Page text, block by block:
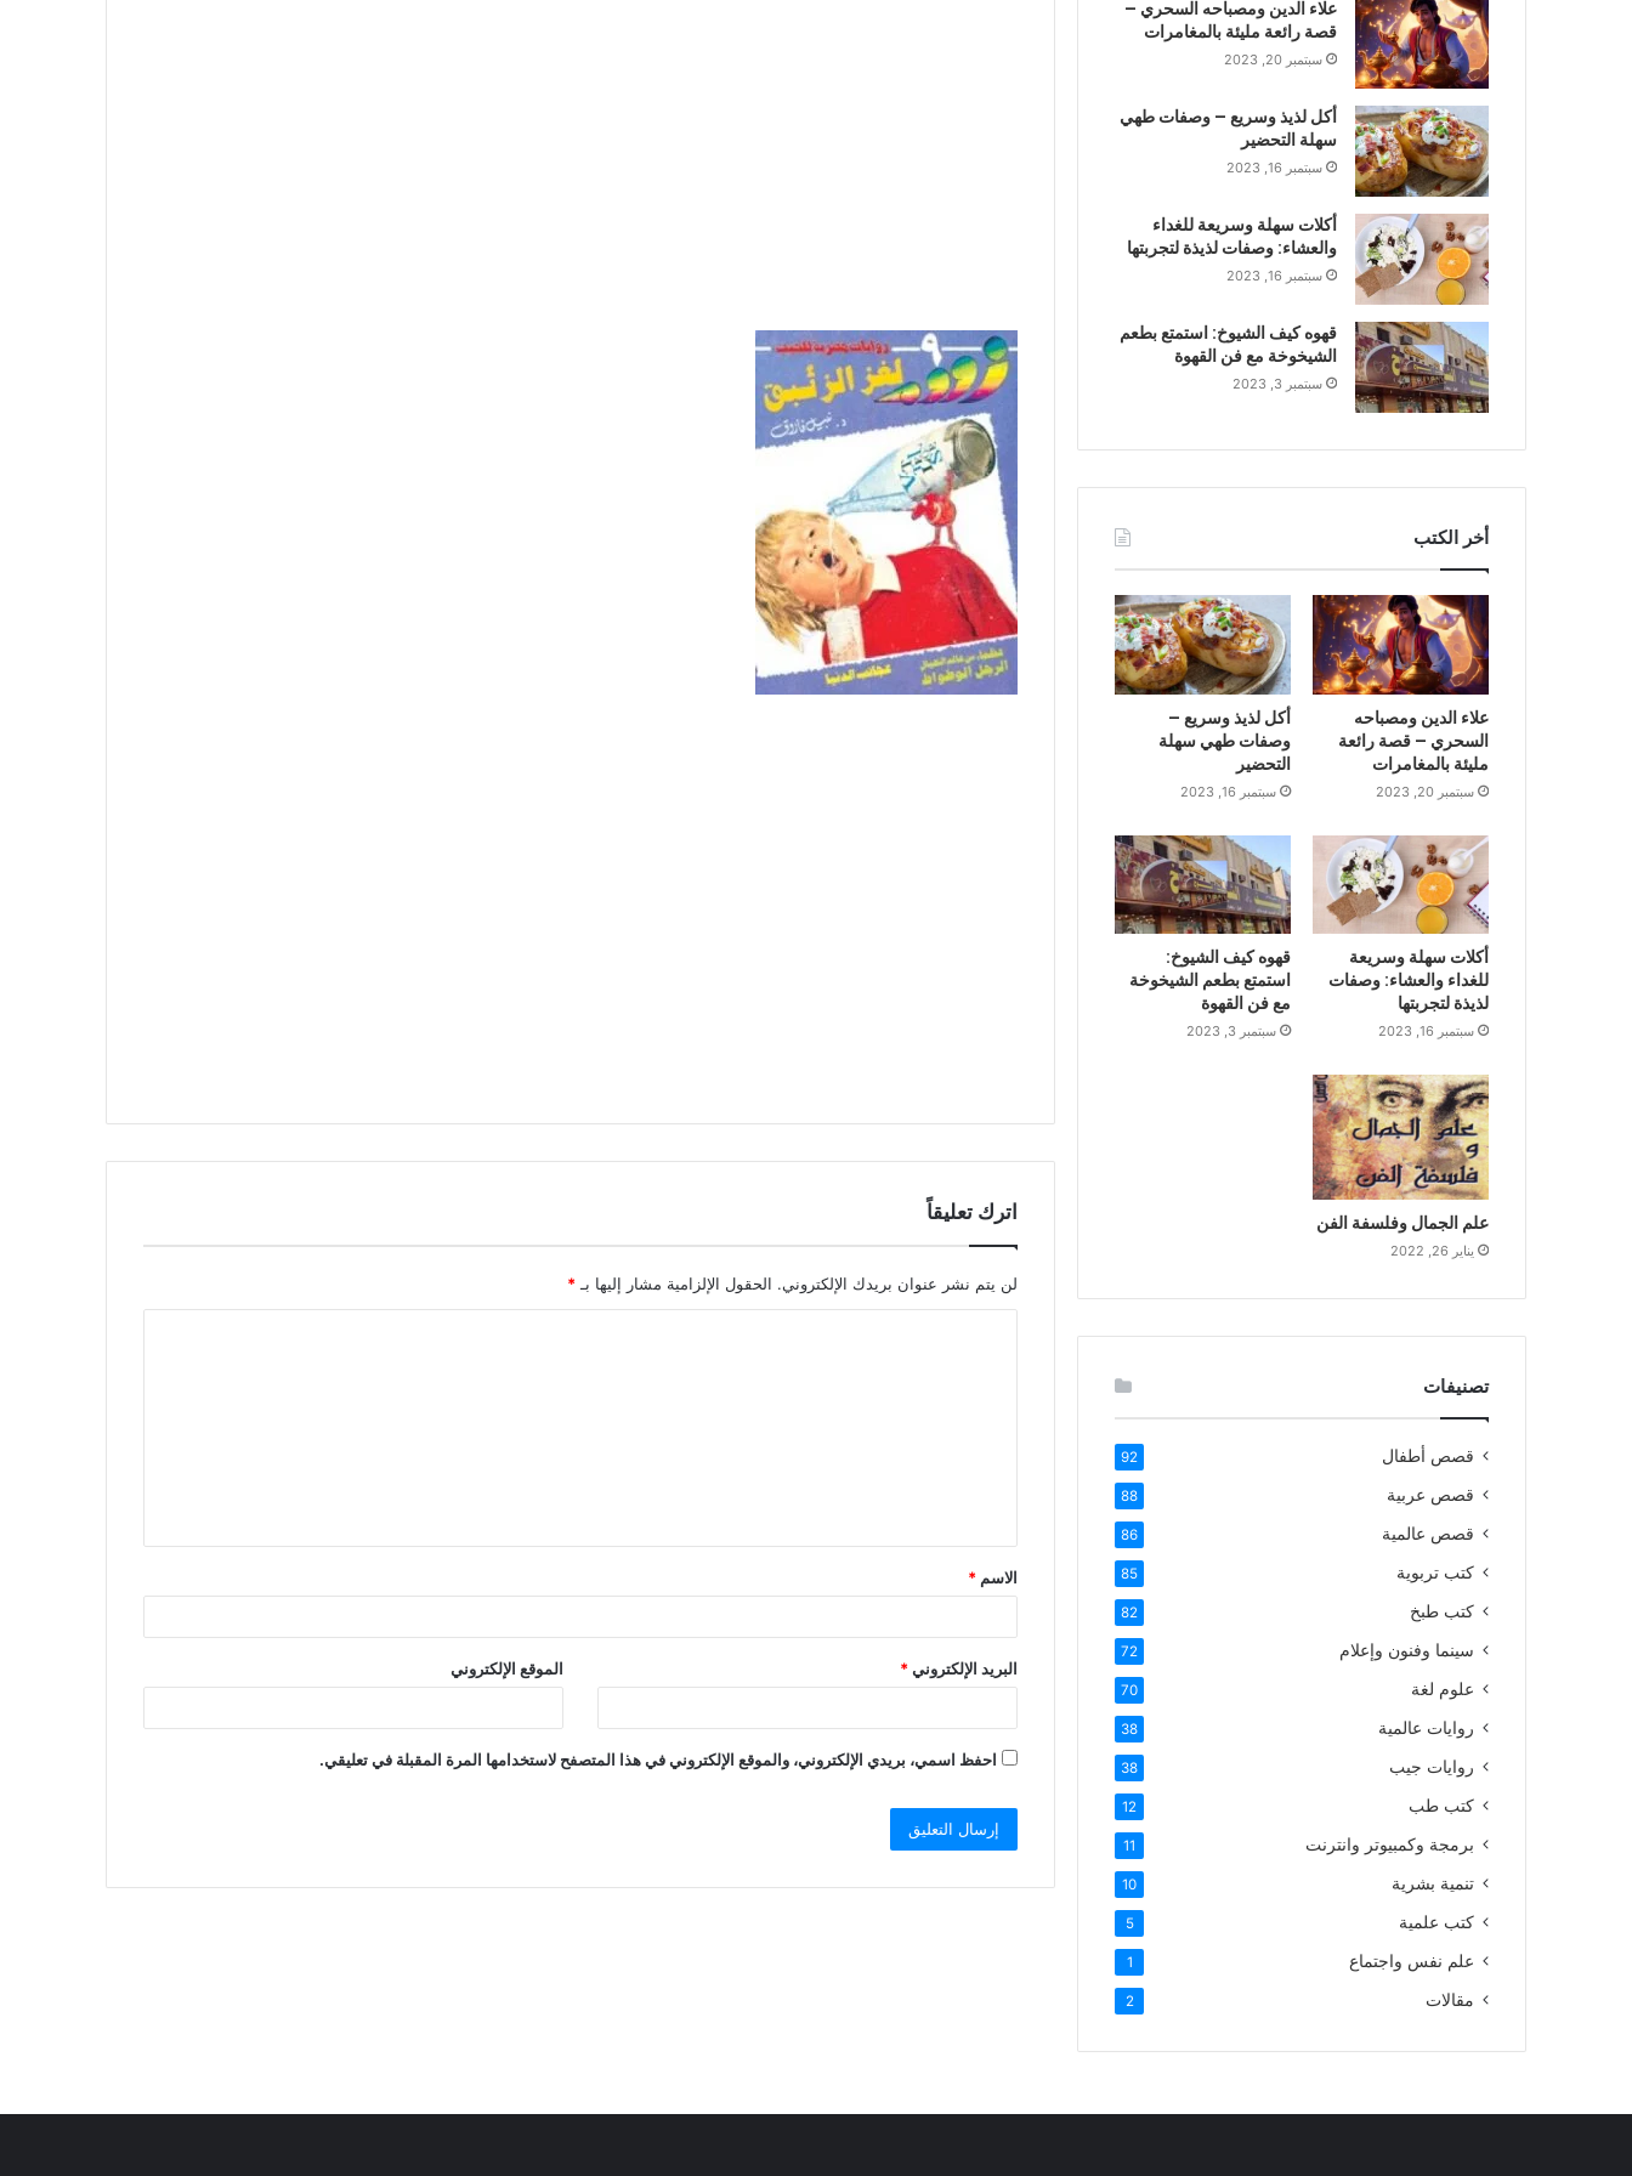
اترك تعليقاً
لن يتم نشر عنوان بريدك الإلكتروني. الحقول الإلزامية مشار إليها بـ *
الاسم *
البريد الإلكتروني* الموقع الإلكتروني
احفظ اسمي، بريدي الإلكتروني، والموقع الإلكتروني في هذا المتصفح لاستخدامها المرة المقبلة في تعليقي.
علاء الدين ومصباحه السحري –
قصة رائعة مليئة بالمغامرات
سبتمبر 20, 2023
أكل لذيذ وسريع – وصفات طهي
سهلة التحضير
سبتمبر 16, 2023
أكلات سهلة وسريعة للغداء
والعشاء: وصفات لذيذة لتجربتها
سبتمبر 16, 2023
قهوه كيف الشيوخ: استمتع بطعم
الشيخوخة مع فن القهوة
سبتمبر 3, 2023
أخر الكتب
علاء الدين ومصباحه
السحري – قصة رائعة
مليئة بالمغامرات
سبتمبر 20, 2023
أكل لذيذ وسريع –
وصفات طهي سهلة
التحضير
سبتمبر 16, 2023
أكلات سهلة وسريعة
للغداء والعشاء: وصفات
لذيذة لتجربتها
سبتمبر 16, 2023
قهوه كيف الشيوخ:
استمتع بطعم الشيخوخة
مع فن القهوة
سبتمبر 3, 2023
علم الجمال وفلسفة الفن
يناير 26, 2022
تصنيفات
قصص أطفال 92
قصص عربية 88
قصص عالمية 86
كتب تربوية 85
كتب طبخ 82
سينما وفنون وإعلام 72
علوم لغة 70
روايات عالمية 38
روايات جيب 38
كتب طب 12
برمجة وكمبيوتر وانترنت 11
تنمية بشرية 10
كتب علمية 5
علم نفس واجتماع 1
مقالات 2